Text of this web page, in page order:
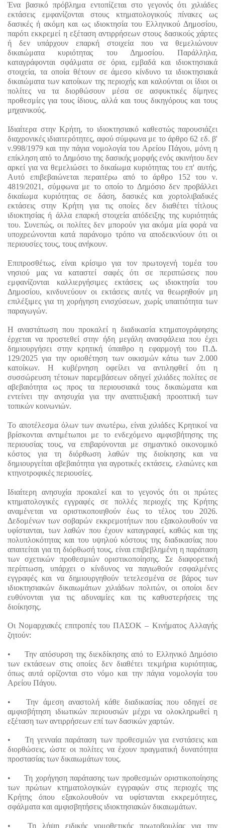
Ένα βασικό πρόβλημα εντοπίζεται στο γεγονός ότι χιλιάδες
εκτάσεις εμφανίζονται στους κτηματολογικούς πίνακες ως
δασικές ή ακόμη και ως ιδιοκτησία του Ελληνικού Δημοσίου,
παρότι εκκρεμεί η εξέταση αντιρρήσεων στους δασικούς χάρτες
ή δεν υπάρχουν επαρκή στοιχεία που να θεμελιώνουν
δικαιώματα κυριότητας του Δημοσίου. Παράλληλα,
καταγράφονται σφάλματα σε όρια, εμβαδά και ιδιοκτησιακά
στοιχεία, τα οποία θέτουν σε άμεσο κίνδυνο τα ιδιοκτησιακά
δικαιώματα των κατοίκων της περιοχής και καλούνται οι ίδιοι οι
πολίτες να τα διορθώσουν μέσα σε ασφυκτικές δίμηνες
προθεσμίες για τους ίδιους, αλλά και τους δικηγόρους και τους
μηχανικούς.
Ιδιαίτερα στην Κρήτη, το ιδιοκτησιακό καθεστώς παρουσιάζει
διαχρονικές ιδιαιτερότητες, αφού σύμφωνα με το άρθρο 62 εδ. β'
ν.998/1979 και την πάγια νομολογία του Αρείου Πάγου, μόνη η
επίκληση από το Δημόσιο της δασικής μορφής ενός ακινήτου δεν
αρκεί για να θεμελιώσει το δικαίωμα κυριότητας του επ' αυτής.
Αυτό επιβεβαιώνεται περαιτέρω από το άρθρο 152 του ν.
4819/2021, σύμφωνα με το οποίο το Δημόσιο δεν προβάλλει
δικαίωμα κυριότητας σε δάση, δασικές και χορτολιβαδικές
εκτάσεις στην Κρήτη για τις οποίες δεν διαθέτει τίτλους
ιδιοκτησίας ή άλλα επαρκή στοιχεία απόδειξης της κυριότητάς
του. Συνεπώς, οι πολίτες δεν μπορούν για ακόμα μία φορά να
υποχρεώνονται κατά παράνομο τρόπο να αποδεικνύουν ότι οι
περιουσίες τους, τους ανήκουν.
Επιπροσθέτως, είναι κρίσιμο για τον πρωτογενή τομέα του
νησιού μας να καταστεί σαφές ότι σε περιπτώσεις που
εμφανίζονται καλλιεργήσιμες εκτάσεις ως ιδιοκτησία του
Δημοσίου, κινδυνεύουν οι εκτάσεις αυτές να θεωρηθούν μη
επιλέξιμες για τη χορήγηση ενισχύσεων, χωρίς υπαιτιότητα των
παραγωγών.
Η αναστάτωση που προκαλεί η διαδικασία κτηματογράφησης
έρχεται να προστεθεί στην ήδη μεγάλη ανασφάλεια που έχει
δημιουργήσει στην κρητική ύπαιθρο η εφαρμογή του Π.Δ.
129/2025 για την οριοθέτηση των οικισμών κάτω των 2.000
κατοίκων. Η κυβέρνηση οφείλει να αντιληφθεί ότι η
συσσώρευση τέτοιων παρεμβάσεων οδηγεί χιλιάδες πολίτες σε
αβεβαιότητα ως προς τα περιουσιακά τους δικαιώματα και
εντείνει την ανησυχία για την αναπτυξιακή προοπτική των
τοπικών κοινωνιών.
Το αποτέλεσμα όλων των ανωτέρω, είναι χιλιάδες Κρητικοί να
βρίσκονται αντιμέτωποι με το ενδεχόμενο αμφισβήτησης της
περιουσίας τους, να επιβαρύνονται με σημαντικό οικονομικό
κόστος για τη διόρθωση λαθών της διοίκησης και να
δημιουργείται αβεβαιότητα για αγροτικές εκτάσεις, ελαιώνες και
κτηνοτροφικές περιουσίες.
Ιδιαίτερη ανησυχία προκαλεί και το γεγονός ότι οι πρώτες
κτηματολογικές εγγραφές σε πολλές περιοχές της Κρήτης
αναμένεται να οριστικοποιηθούν έως το τέλος του 2026.
Δεδομένων των σοβαρών εκκρεμοτήτων που εξακολουθούν να
υφίστανται, των λαθών που έχουν καταγραφεί, καθώς και της
πολυπλοκότητας και του υψηλού κόστους της διαδικασίας που
απαιτείται για τη διόρθωσή τους, είναι επιβεβλημένη η παράταση
των σχετικών προθεσμιών οριστικοποίησης. Σε διαφορετική
περίπτωση, υπάρχει ο κίνδυνος να παγιωθούν εσφαλμένες
εγγραφές και να δημιουργηθούν τετελεσμένα σε βάρος των
ιδιοκτησιακών δικαιωμάτων χιλιάδων πολιτών, οι οποίοι δεν
ευθύνονται για τις αδυναμίες και τις καθυστερήσεις της
διοίκησης.
Οι Νομαρχιακές επιτροπές του ΠΑΣΟΚ – Κινήματος Αλλαγής
ζητούν:
•
Την απόσυρση της διεκδίκησης από το Ελληνικό Δημόσιο
των εκτάσεων στις οποίες δεν διαθέτει τεκμήρια κυριότητας,
όπως αυτά ορίζονται στο νόμο και την πάγια νομολογία του
Αρείου Πάγου.
•
Την άμεση αναστολή κάθε διαδικασίας που οδηγεί σε
αμφισβήτηση ιδιωτικών περιουσιών μέχρι να ολοκληρωθεί η
εξέταση των αντιρρήσεων επί των δασικών χαρτών.
•
Τη γενναία παράταση των προθεσμιών για ενστάσεις και
διορθώσεις, ώστε οι πολίτες να έχουν πραγματική δυνατότητα
προστασίας των δικαιωμάτων τους.
•
Τη χορήγηση παράτασης των προθεσμιών οριστικοποίησης
των πρώτων κτηματολογικών εγγραφών στις περιοχές της
Κρήτης όπου εξακολουθούν να υφίστανται εκκρεμότητες,
σφάλματα και αμφισβητήσεις ιδιοκτησιακών δικαιωμάτων.
• Τη λήψη ειδικής νομοθετικής πρωτοβουλίας για την